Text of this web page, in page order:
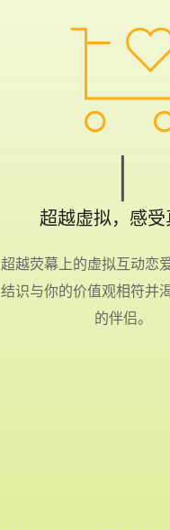
超越虚拟，感受
超越荧幕上的虚拟互动恋
结识与你的价值观相符并
的伴侣。